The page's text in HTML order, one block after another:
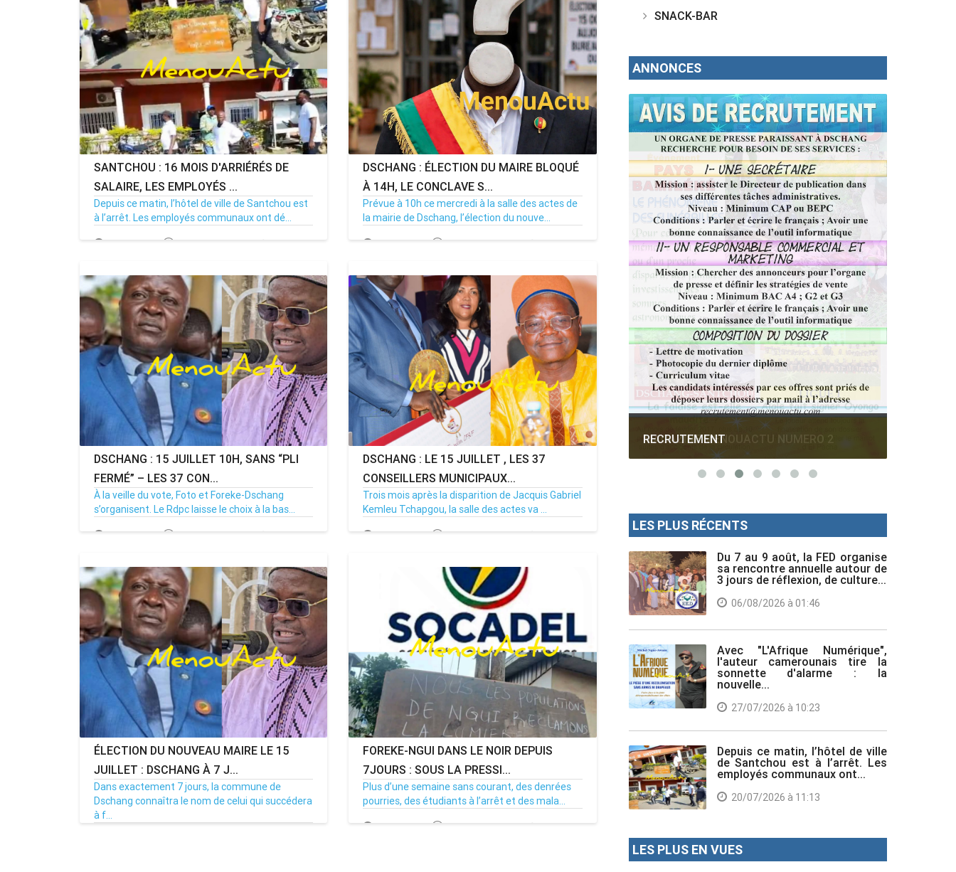
SANTCHOU : 16 MOIS D'ARRIÉRÉS DE
SALAIRE, LES EMPLOYÉS ...
Depuis ce matin, l’hôtel de ville de Santchou est
à l’arrêt. Les employés communaux ont dé...
20/07/26 Par MenouActu 0
DSCHANG : ÉLECTION DU MAIRE BLOQUÉ
À 14H, LE CONCLAVE S...
Prévue à 10h ce mercredi à la salle des actes de
la mairie de Dschang, l’élection du nouve...
15/07/26 Par MenouActu 0
DSCHANG : 15 JUILLET 10H, SANS “PLI
FERMÉ” – LES 37 CON...
À la veille du vote, Foto et Foreke-Dschang
s’organisent. Le Rdpc laisse le choix à la bas...
14/07/26 Par MenouActu 0
DSCHANG : LE 15 JUILLET , LES 37
CONSEILLERS MUNICIPAUX...
Trois mois après la disparition de Jacquis Gabriel
Kemleu Tchapgou, la salle des actes va ...
13/07/26 Par MenouActu 0
ÉLECTION DU NOUVEAU MAIRE LE 15
JUILLET : DSCHANG À 7 J...
Dans exactement 7 jours, la commune de
Dschang connaîtra le nom de celui qui succédera
à f...
FOREKE-NGUI DANS LE NOIR DEPUIS
7JOURS : SOUS LA PRESSI...
Plus d’une semaine sans courant, des denrées
pourries, des étudiants à l’arrêt et des mala...
02/07/26 Par MenouActu 0
SNACK-BAR
ANNONCES
Votre Magazine MenouActu est déja
disponible
MAGAZINE MENOUACTU NUMERO 2 RECRUTEMENT
LES PLUS RÉCENTS
Du 7 au 9 août, la FED organise
sa rencontre annuelle autour de
3 jours de réflexion, de culture...
06/08/2026 à 01:46
Avec "L'Afrique Numérique",
l'auteur camerounais tire la
sonnette d'alarme : la
nouvelle...
27/07/2026 à 10:23
Depuis ce matin, l’hôtel de ville
de Santchou est à l’arrêt. Les
employés communaux ont...
20/07/2026 à 11:13
LES PLUS EN VUES